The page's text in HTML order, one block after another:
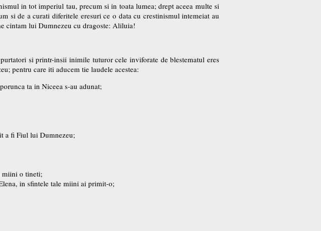
in tot imperiul tau, precum si in toata lumea; drept aceea multe si
si de a curati diferitele eresuri ce o data cu crestinismul intemeiat au
cintam lui Dumnezeu cu dragoste: Aliluia!
si printr-insii inimile tuturor cele inviforate de blestematul eres
pentru care iti aducem tie laudele acestea:
ta in Niceea s-au adunat;
a fi Fiul lui Dumnezeu;
miini o tineti;
in sfintele tale miini ai primit-o;